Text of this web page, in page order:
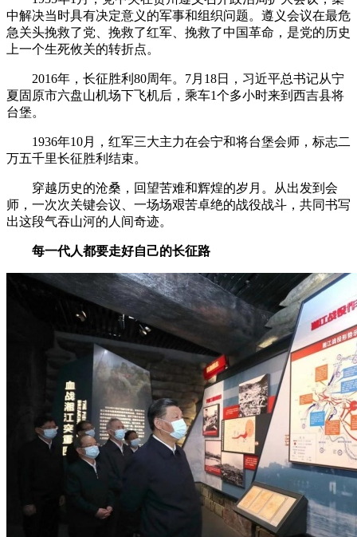
中解决当时具有决定意义的军事和组织问题。遵义会议在最危
急关头挽救了党、挽救了红军、挽救了中国革命，是党的历史
上一个生死攸关的转折点。
2016年，长征胜利80周年。7月18日，习近平总书记从宁
夏固原市六盘山机场下飞机后，乘车1个多小时来到西吉县将
台堡。
1936年10月，红军三大主力在会宁和将台堡会师，标志二
万五千里长征胜利结束。
穿越历史的沧桑，回望苦难和辉煌的岁月。从出发到会
师，一次次关键会议、一场场艰苦卓绝的战役战斗，共同书写
出这段气吞山河的人间奇迹。
每一代人都要走好自己的长征路